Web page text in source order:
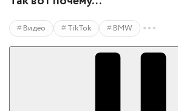
Видео TikTok BMW